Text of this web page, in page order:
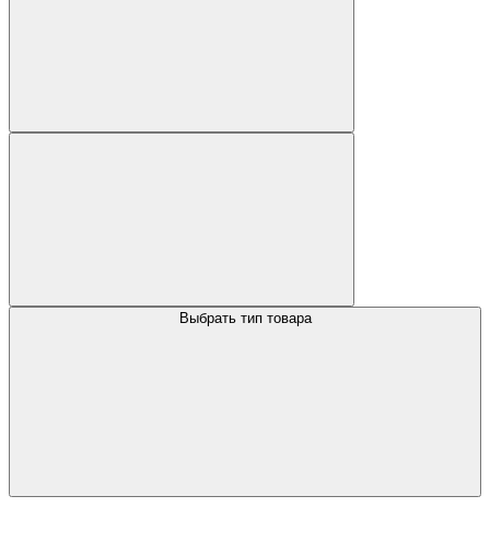
Выбрать тип товара